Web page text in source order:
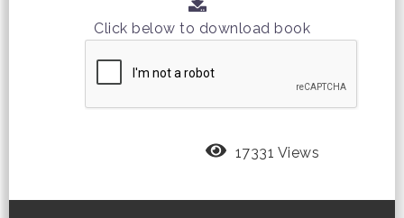
Click below to download book
17331 Views